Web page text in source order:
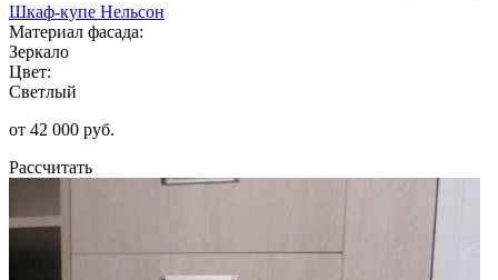
Шкаф-купе Нельсон
Материал фасада:
Зеркало
Цвет:
Светлый
от 42 000 руб.
Рассчитать